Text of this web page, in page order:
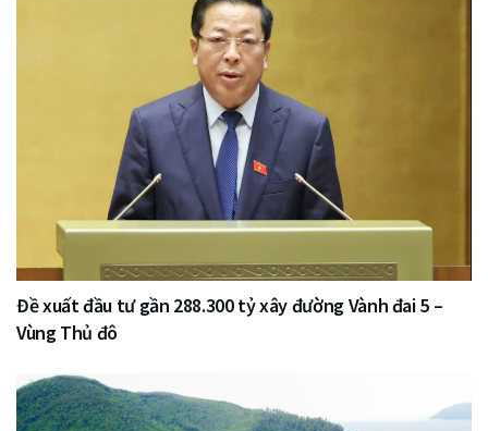
Đề xuất đầu tư gần 288.300 tỷ xây đường Vành đai 5 –
Vùng Thủ đô